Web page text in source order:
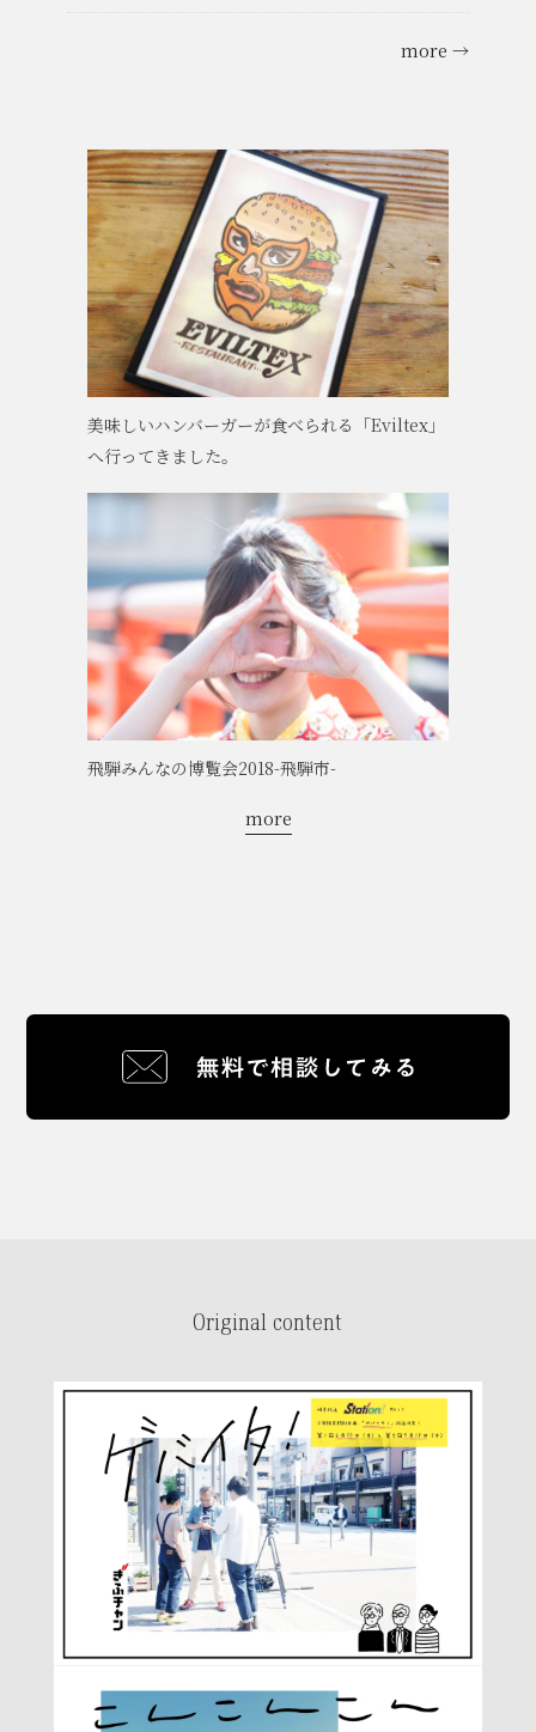
more →
美味しいハンバーガーが食べられる「Eviltex」
へ行ってきました。
飛騨みんなの博覧会2018-飛騨市-
more
Original content